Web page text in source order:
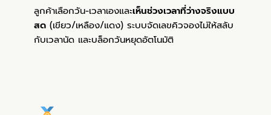
ลูกค้าเลือกวัน-เวลาเองและเห็นช่วงเวลาที่ว่างจริงแบบ
สด (เขียว/เหลือง/แดง) ระบบจัดเลขคิวจองไม่ให้สลับ
กับเวลานัด และบล็อกวันหยุดอัตโนมัติ